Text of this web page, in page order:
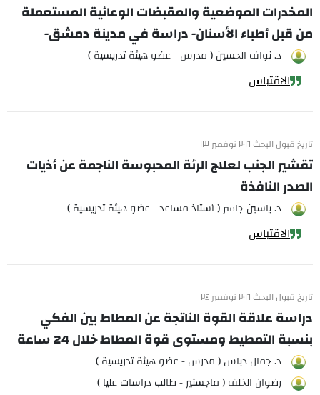
المخدرات الموضعية والمقبضات الوعائية المستعملة
من قبل أطباء الأسنان- دراسة في مدينة دمشق-
د. نواف الحسين ( مدرس - عضو هيئة تدريسية )
الاقتباس
تاريخ قبول البحث ٢٠١٦ نوفمبر ١٣
تقشير الجنب لعلاج الرئة المحبوسة الناجمة عن أذيات
الصدر النافذة
د. ياسين جاسر ( أستاذ مساعد - عضو هيئة تدريسية )
الاقتباس
تاريخ قبول البحث ٢٠١٦ نوفمبر ٢٤
دراسة علاقة القوة الناتجة عن المطاط بين الفكي
بنسبة التمطيط ومستوى قوة المطاط خلال 24 ساعة
د. جمال دباس ( مدرس - عضو هيئة تدريسية )
رضوان الخلف ( ماجستير - طالب دراسات عليا )